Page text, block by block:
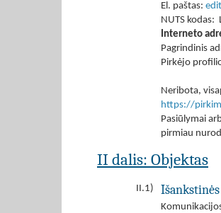
El. paštas:
NUTS kodas:
Interneto
Pagrindinis
Pirkėjo
Neribota,
https://
Pasiūlymai
pirmiau
II dalis: Objektas
II.1)